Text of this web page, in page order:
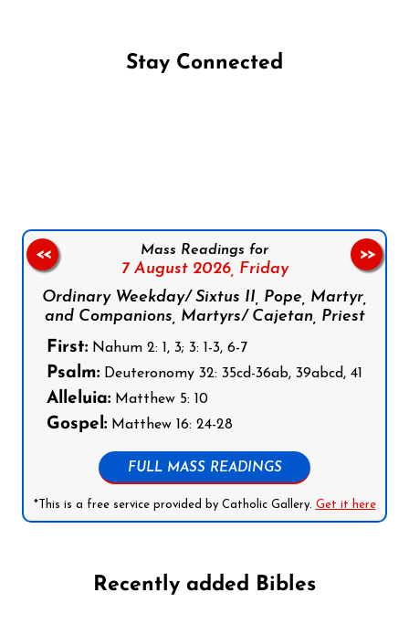
Stay Connected
Mass Readings for
7 August 2026, Friday
Ordinary Weekday/ Sixtus II, Pope, Martyr,
and Companions, Martyrs/ Cajetan, Priest
First: Nahum 2: 1, 3; 3: 1-3, 6-7
Psalm: Deuteronomy 32: 35cd-36ab, 39abcd, 41
Alleluia: Matthew 5: 10
Gospel: Matthew 16: 24-28
FULL MASS READINGS
*This is a free service provided by Catholic Gallery. Get it here
<< >>
Recently added Bibles